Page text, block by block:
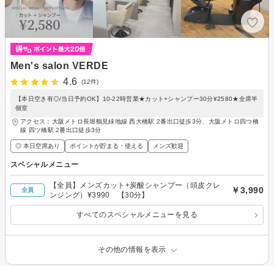
Men's salon VERDE
4.6
(12件)
【本日空き有◎/当日予約OK】10-22時営業★カット+シャンプー30分¥2580★全席半
個室
アクセス：大阪メトロ長堀鶴見緑地線 西大橋駅 2番出口徒歩3分、大阪メトロ四つ橋
線 四ツ橋駅 2番出口徒歩3分
◎ 本日空席あり ポイントが貯まる・使える メンズ歓迎
スペシャルメニュー
全員
【全員】メンズカット+炭酸シャンプー（頭皮クレ
ンジング）¥3990 【30分】
￥3,990
すべてのスペシャルメニューを見る
その他の情報を表示